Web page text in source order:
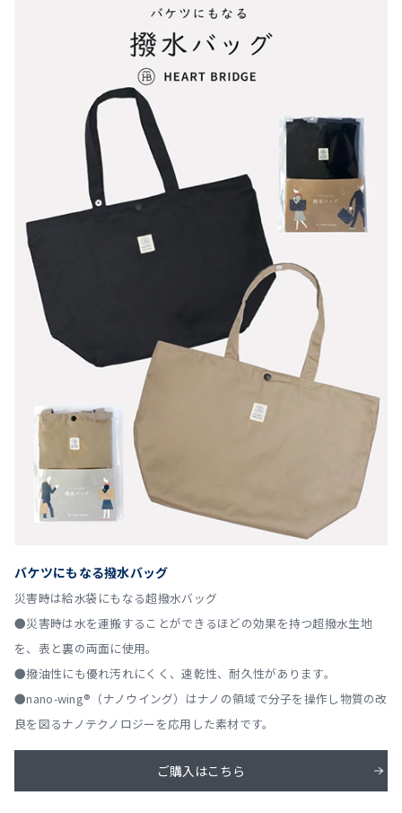
バケツにもなる撥水バッグ
災害時は給水袋にもなる超撥水バッグ
●災害時は水を運搬することができるほどの効果を持つ超撥水生地
を、表と裏の両面に使用。
●撥油性にも優れ汚れにくく、速乾性、耐久性があります。
●nano-wing®（ナノウイング）はナノの領域で分子を操作し物質の改
良を図るナノテクノロジーを応用した素材です。
ご購入はこちら